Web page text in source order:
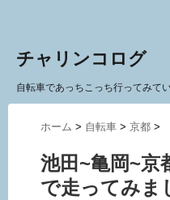
チャリンコログ
自転車であっちこっち行ってみて
ホーム > 自転車 > 京都 >
池田~亀岡~京
で走ってみま